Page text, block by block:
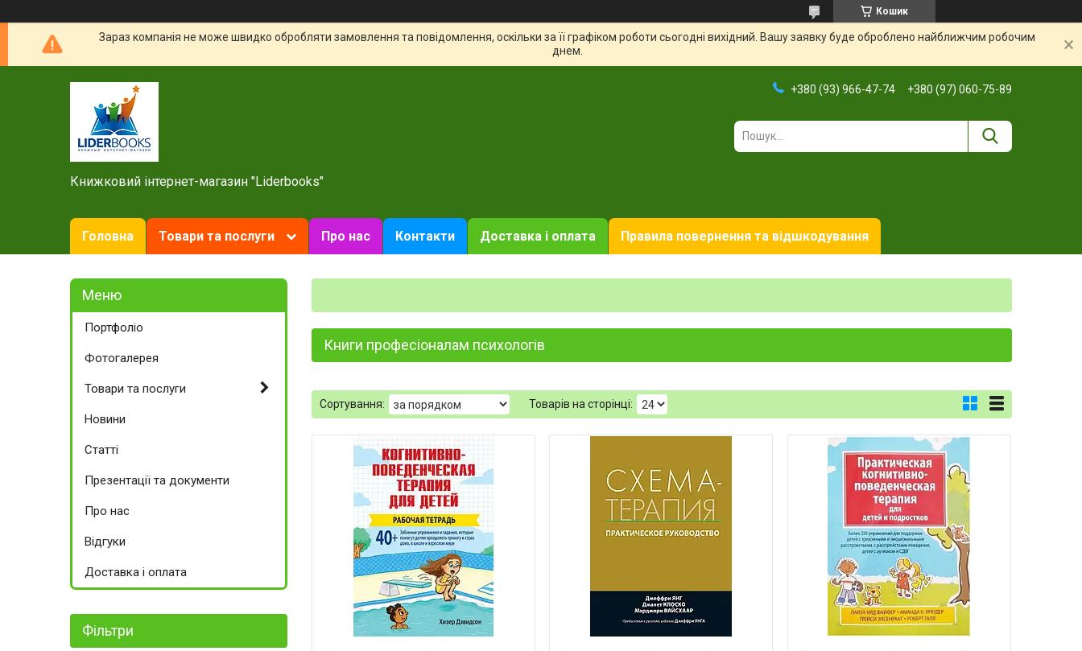
Кошик
Зараз компанія не може швидко обробляти замовлення та повідомлення, оскільки за її графіком роботи сьогодні вихідний. Вашу заявку буде оброблено найближчим робочим
днем.
Книжковий інтернет-магазин "Liderbooks"
+380 (93) 966-47-74 +380 (97) 060-75-89
Головна Товари та послуги Про нас Контакти Доставка і оплата Правила повернення та відшкодування
Книги професіоналам психологів
Портфоліо
Фотогалерея
Товари та послуги
Новини
Статті
Презентації та документи
Про нас
Відгуки
Доставка і оплата
Фільтри